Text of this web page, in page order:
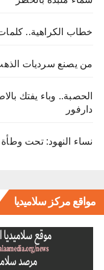
خطاب الكراهية..
من يصنع سرديات
الحصبة.. وباء يفتك
دارفور
نساء النهود: تحت
مواقع مركز سلاميديا